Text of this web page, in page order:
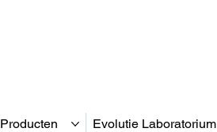
Producten Evolutie Laboratorium